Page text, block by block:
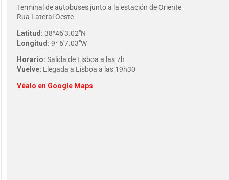
Terminal de autobuses junto a la estación de Oriente
Rua Lateral Oeste
Latitud: 38°46'3.02″N
Longitud: 9° 6'7.03″W
Horario: Salida de Lisboa a las 7h
Vuelve: Llegada a Lisboa a las 19h30
Véalo en Google Maps